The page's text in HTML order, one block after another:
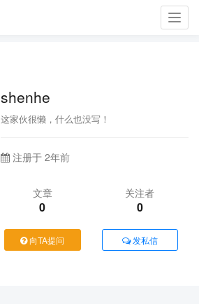
shenhe
这家伙很懒，什么也没写！
注册于 2年前
文章
0
关注者
0
向TA提问 发私信